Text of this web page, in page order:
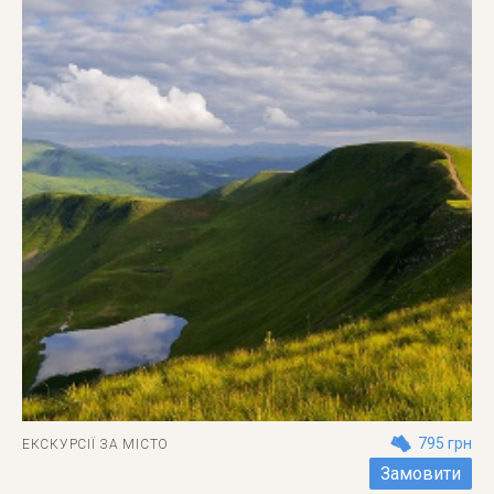
ЕКСКУРСІЇ ЗА МІСТО 795 грн
Замовити